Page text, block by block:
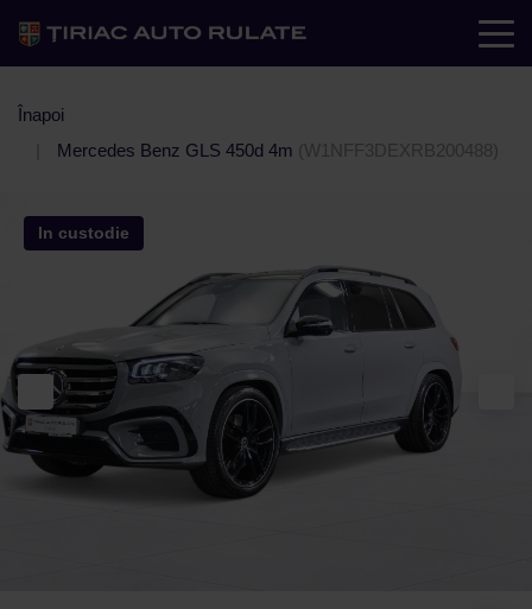
Înapoi
Mercedes Benz GLS 450d 4m (W1NFF3DEXRB200488)
In custodie